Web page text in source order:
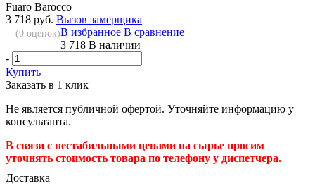
Fuaro Barocco
3 718 руб. Вызов замерщика
(0 оценок)В избранное В сравнение
3 718 В наличии
-
+
Купить
Заказать в 1 клик
Не является публичной офертой. Уточняйте информацию у
консультанта.
В связи с нестабильными ценами на сырье просим
уточнять стоимость товара по телефону у диспетчера.
Доставка